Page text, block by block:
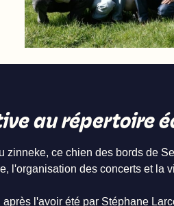
au répertoire
ce chien des bords de
l'organisation des concerts et la
l'avoir été par Stéphane